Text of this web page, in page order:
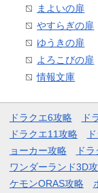
まよいの扉
やすらぎの扉
ゆうきの扉
よろこびの扉
情報文庫
ドラクエ6攻略 ド
ドラクエ11攻略
ョーカー攻略
ド
ワンダーランド3D
ケモンORAS攻略